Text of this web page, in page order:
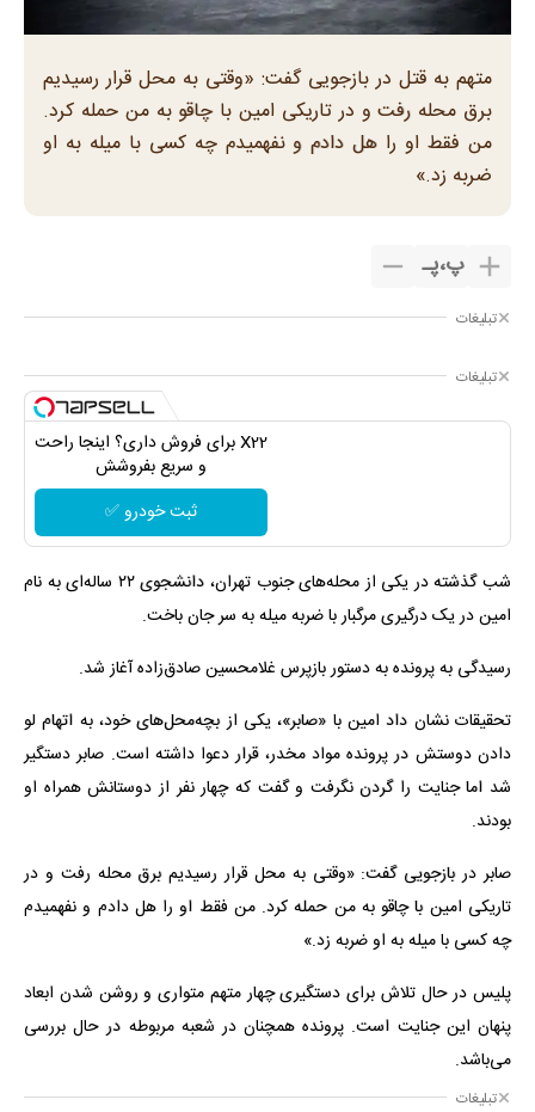
متهم به قتل در بازجویی گفت: «وقتی به محل قرار رسیدیم
برق محله رفت و در تاریکی امین با چاقو به من حمله کرد.
من فقط او را هل دادم و نفهمیدم چه کسی با میله به او
ضربه زد.»
پ،پـ
تبلیغات
تبلیغات
X22 برای فروش داری؟ اینجا راحت
و سریع بفروشش
ثبت خودرو ✅
شب گذشته در یکی از محله‌های جنوب تهران، دانشجوی ۲۲ ساله‌ای به نام
امین در یک درگیری مرگبار با ضربه میله به سر جان باخت.
رسیدگی به پرونده به دستور بازپرس غلامحسین صادق‌زاده آغاز شد.
تحقیقات نشان داد امین با «صابر»، یکی از بچه‌محل‌های خود، به اتهام لو
دادن دوستش در پرونده مواد مخدر، قرار دعوا داشته است. صابر دستگیر
شد اما جنایت را گردن نگرفت و گفت که چهار نفر از دوستانش همراه او
بودند.
صابر در بازجویی گفت: «وقتی به محل قرار رسیدیم برق محله رفت و در
تاریکی امین با چاقو به من حمله کرد. من فقط او را هل دادم و نفهمیدم
چه کسی با میله به او ضربه زد.»
پلیس در حال تلاش برای دستگیری چهار متهم متواری و روشن شدن ابعاد
پنهان این جنایت است. پرونده همچنان در شعبه مربوطه در حال بررسی
می‌باشد.
تبلیغات